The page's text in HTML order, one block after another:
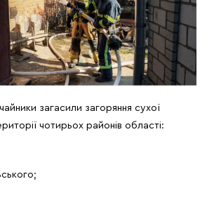
загасили загоряння сухої
чотирьох районів області: